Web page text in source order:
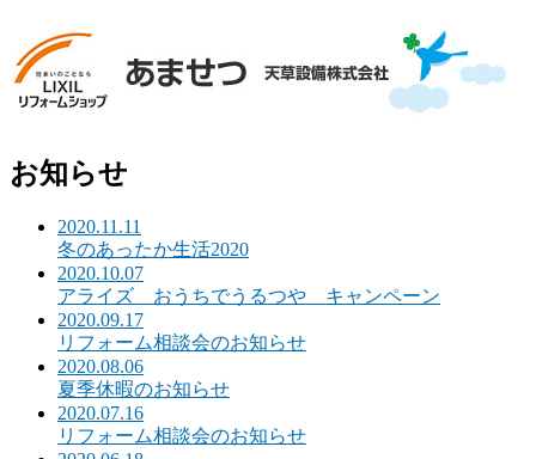
お知らせ
2020.11.11
冬のあったか生活2020
2020.10.07
アライズ おうちでうるつや キャンペーン
2020.09.17
リフォーム相談会のお知らせ
2020.08.06
夏季休暇のお知らせ
2020.07.16
リフォーム相談会のお知らせ